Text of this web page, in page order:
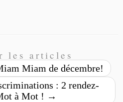
les articles
Miam de décembre!
: 2 rendez-
à Mot ! →